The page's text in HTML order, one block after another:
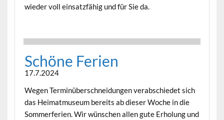
wieder voll ein­satzfähig und für Sie da.
Schöne Ferien
17.7.2024
Wegen Ter­minüber­schnei­dun­gen ver­ab­schiedet sich
das Heimat­mu­se­um bere­its ab dieser Woche in die
Som­mer­fe­rien. Wir wün­schen allen gute Erhol­ung und